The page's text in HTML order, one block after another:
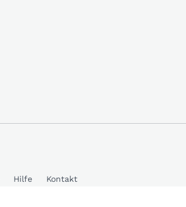
Hilfe Kontakt